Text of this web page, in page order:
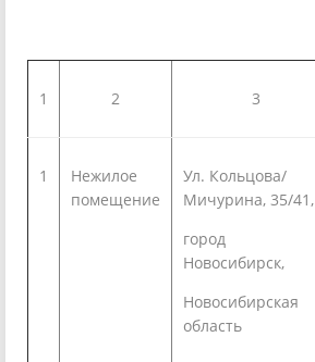
1 2 3
1
Нежилое
помещение
Ул. Кольцова/
Мичурина, 35/41,
город
Новосибирск,
Новосибирская
область